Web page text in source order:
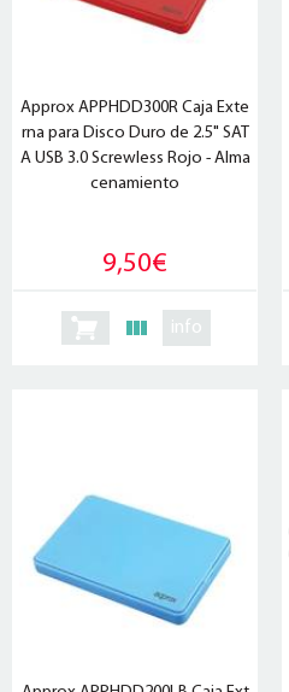
Approx APPHDD300R Caja Exte
rna para Disco Duro de 2.5" SAT
A USB 3.0 Screwless Rojo - Alma
cenamiento
9,50€
info